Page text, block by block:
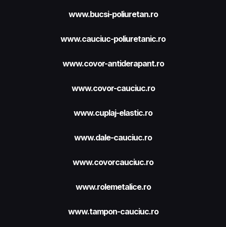
www.bucsi-poliuretan.ro
www.cauciuc-poliuretanic.ro
www.covor-antiderapant.ro
www.covor-cauciuc.ro
www.cuplaj-elastic.ro
www.dale-cauciuc.ro
www.covorcauciuc.ro
www.rolemetalice.ro
www.tampon-cauciuc.ro